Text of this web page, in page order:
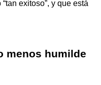
exitoso”, y que está
menos humilde